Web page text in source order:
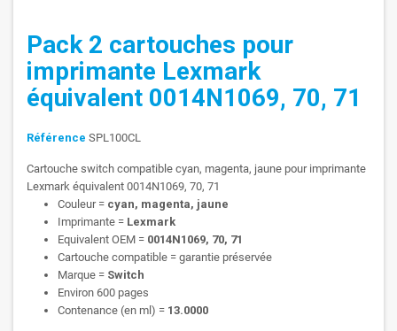
Pack 2 cartouches pour
imprimante Lexmark
équivalent 0014N1069, 70, 71
Référence SPL100CL
Cartouche switch compatible cyan, magenta, jaune pour imprimante
Lexmark équivalent 0014N1069, 70, 71
Couleur = cyan, magenta, jaune
Imprimante = Lexmark
Equivalent OEM = 0014N1069, 70, 71
Cartouche compatible = garantie préservée
Marque = Switch
Environ 600 pages
Contenance (en ml) = 13.0000